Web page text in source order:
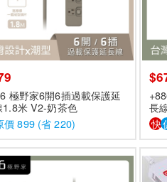
極野家6開6插過載保護延
1.8米 V2-奶茶色
價 899 (省 220)
長
快